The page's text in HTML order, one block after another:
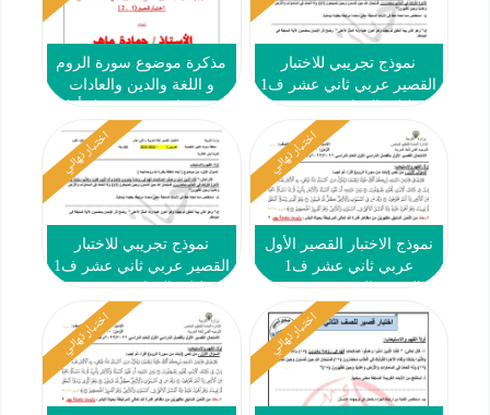
نموذج تجريبي للاختبار
القصير عربي ثاني عشر ف1
مذكرة موضوع سورة الروم
و اللغة والدين والعادات
#أ. حمادة ماهر2023-2024
اختبار نهائي
نموذج الاختبار القصير الأول
عربي ثاني عشر ف1
اختبار نهائي
نموذج تجريبي للاختبار
القصير عربي ثاني عشر ف1
اختبار نهائي اختبار نهائي